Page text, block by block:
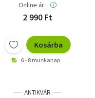
Online ár:
2 990 Ft
Kosárba
6 - 8 munkanap
ANTIKVÁR